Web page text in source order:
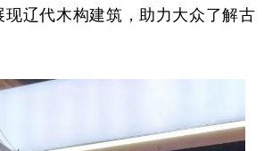
现辽代木构建筑，助力大众了解古